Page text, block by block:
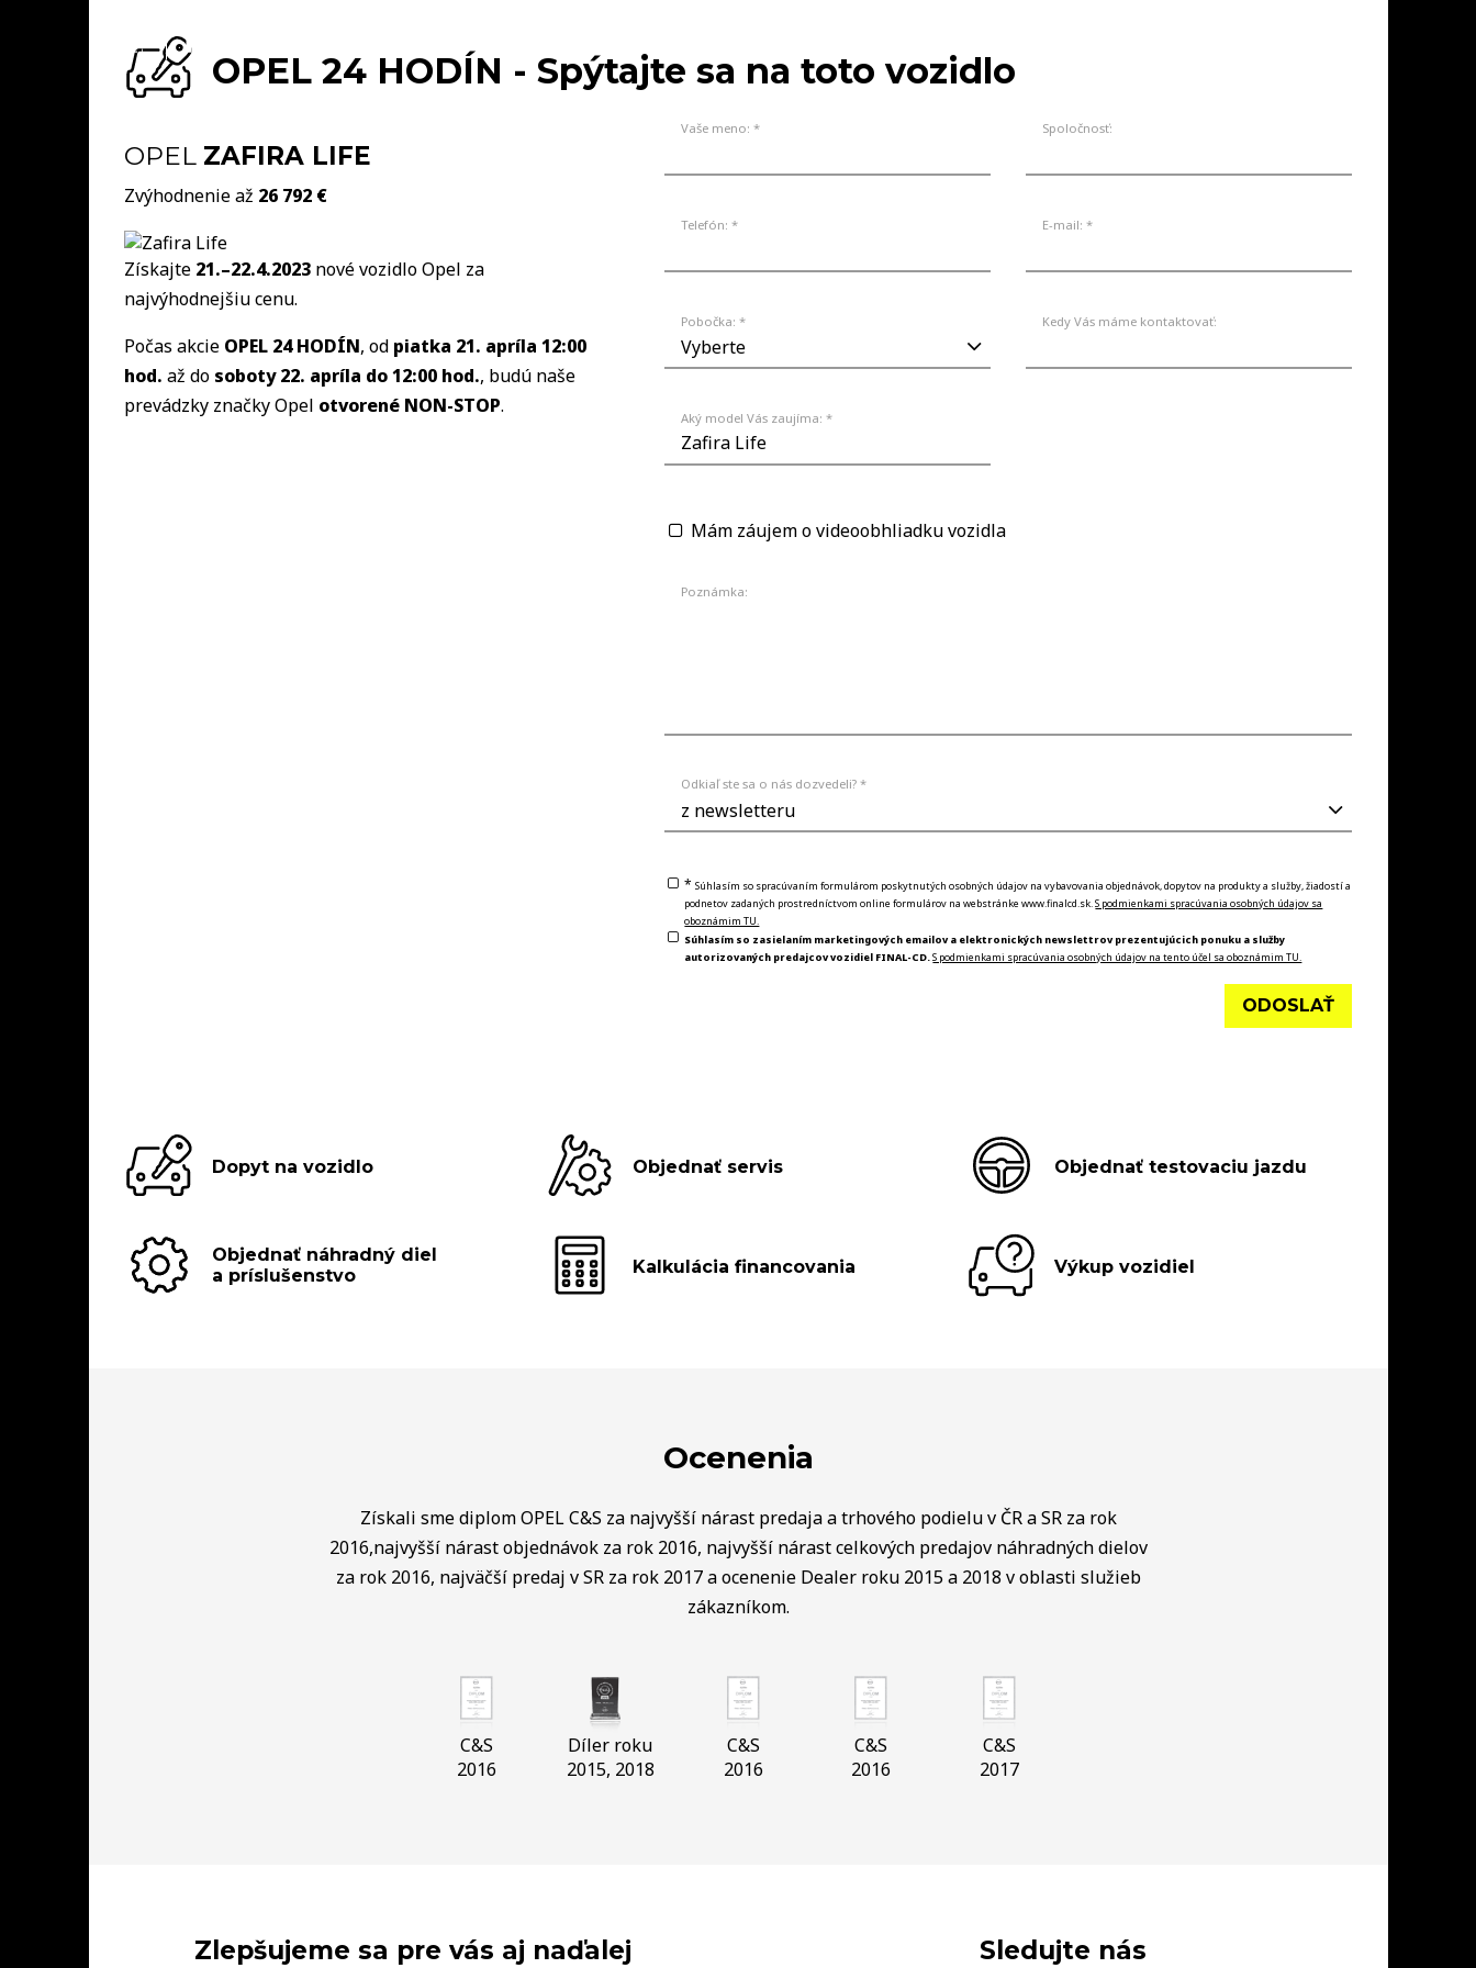
OPEL 24 HODÍN - Spýtajte sa na toto vozidlo
OPEL ZAFIRA LIFE
Zvýhodnenie až 26 792 €
Získajte 21.–22.4.2023nové vozidlo Opel za
najvýhodnejšiu cenu.
Počas akcie OPEL 24 HODÍN, od piatka 21. apríla 12:00
hod. až do soboty 22. apríla do 12:00 hod., budú naše
prevádzky značky Opel otvorené NON-STOP.
Vaše meno: * Spoločnosť:
Telefón: * E-mail: *
Pobočka: * Kedy Vás máme kontaktovať:
Aký model Vás zaujíma: *
Mám záujem o videoobhliadku vozidla
Poznámka:
Odkiaľ ste sa o nás dozvedeli? *
*Súhlasím so spracúvaním formulárom poskytnutých osobných údajov na vybavovania objednávok, dopytov na produkty a služby, žiadostí a
podnetov zadaných prostredníctvom online formulárov na webstránke www.finalcd.sk.S podmienkami spracúvania osobných údajov sa
oboznámim TU.
Súhlasím so zasielaním marketingových emailov a elektronických newslettrov prezentujúcich ponuku a služby
autorizovaných predajcov vozidiel FINAL-CD. S podmienkami spracúvania osobných údajov na tento účel sa oboznámim TU.
Dopyt na vozidlo Objednať servis Objednať testovaciu jazdu
Objednať náhradný diel
a príslušenstvo
Kalkulácia financovania Výkup vozidiel
Ocenenia
Získali sme diplom OPEL C&S za najvyšší nárast predaja a trhového podielu v ČR a SR za rok
2016,najvyšší nárast objednávok za rok 2016, najvyšší nárast celkových predajov náhradných dielov
za rok 2016, najväčší predaj v SR za rok 2017 a ocenenie Dealer roku 2015 a 2018 v oblasti služieb
zákazníkom.
C&S
2016
Díler roku
2015, 2018
C&S
2016
C&S
2016
C&S
2017
Zlepšujeme sa pre vás aj naďalej Sledujte nás